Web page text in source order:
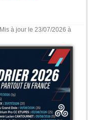
Mis à jour le 23/07/2026 à